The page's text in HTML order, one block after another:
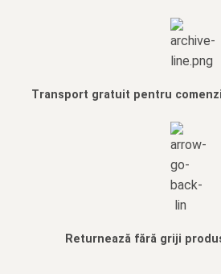
Transport gratuit pentru
Returnează fără griji